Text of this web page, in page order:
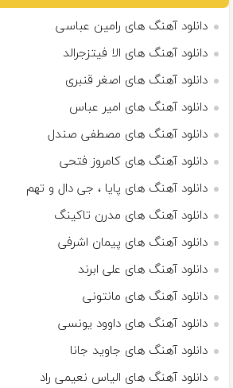
دانلود آهنگ های رامین عباسی
دانلود آهنگ های الا فیتزجرالد
دانلود آهنگ های اصغر قنبری
دانلود آهنگ های امیر عباس
دانلود آهنگ های مصطفی صندل
دانلود آهنگ های کامروز فتحی
دانلود آهنگ های پایا ، جی دال و تهم
دانلود آهنگ های مدرن تاکینگ
دانلود آهنگ های پیمان اشرفی
دانلود آهنگ های علی ابرند
دانلود آهنگ های مانتونی
دانلود آهنگ های داوود یونسی
دانلود آهنگ های جاوید جانا
دانلود آهنگ های الیاس نعیمی راد